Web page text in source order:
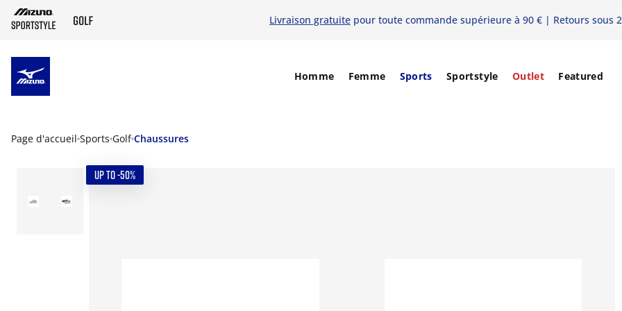
Livraison gratuite pour toute commande supérieure à 90 € | Retours sous
Homme Femme Sports Sportstyle Outlet Featured
Page d'accueil Sports Golf Chaussures
UP TO -50%